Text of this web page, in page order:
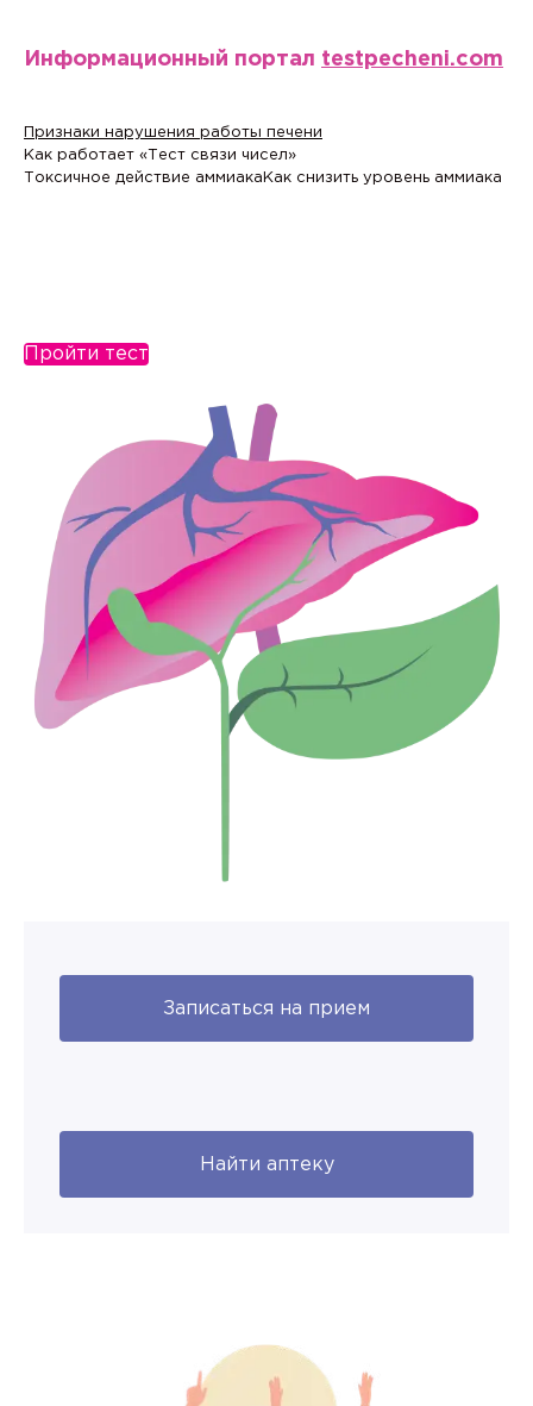
Информационный портал testpecheni.com
Признаки нарушения работы печени
Как работает «Тест связи чисел»
Токсичное действие аммиака Как снизить уровень аммиака
Пройти тест
Записаться на прием
Найти аптеку